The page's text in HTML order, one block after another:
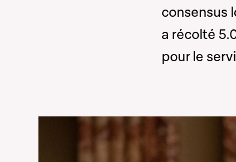
consensus
a récolté
pour le